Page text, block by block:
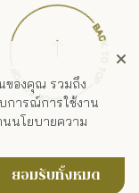
Co., Ltd.
ของคุณ รวมถึง
การณ์การใช้งาน
นนโยบายความ
ยอมรับทั้งหมด